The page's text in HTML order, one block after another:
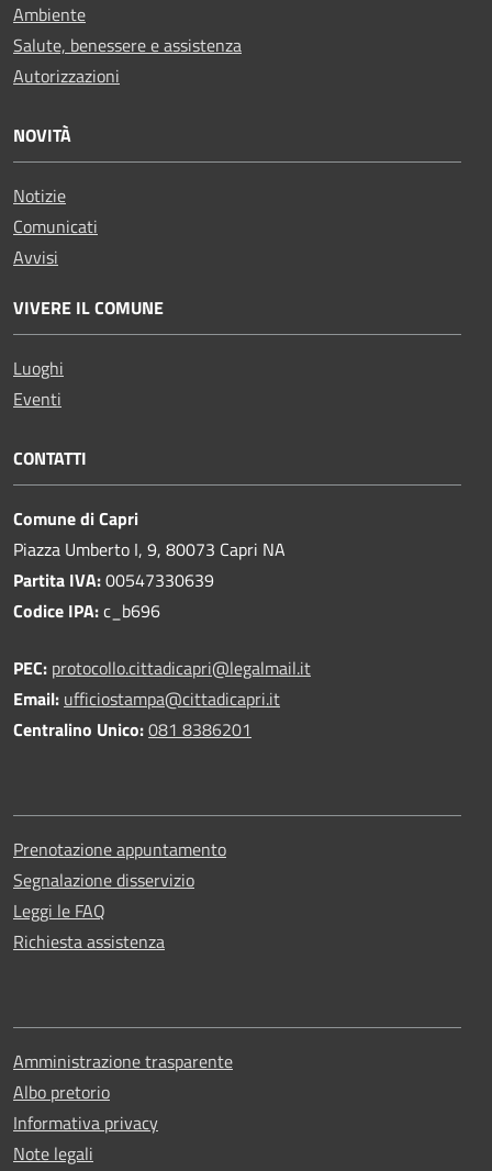
Ambiente
Salute, benessere e assistenza
Autorizzazioni
NOVITÀ
Notizie
Comunicati
Avvisi
VIVERE IL COMUNE
Luoghi
Eventi
CONTATTI
Comune di Capri
Piazza Umberto I, 9, 80073 Capri NA
Partita IVA:00547330639
Codice IPA:c_b696
PEC: protocollo.cittadicapri@legalmail.it
Email: ufficiostampa@cittadicapri.it
Centralino Unico:081 8386201
Prenotazione appuntamento
Segnalazione disservizio
Leggi le FAQ
Richiesta assistenza
Amministrazione trasparente
Albo pretorio
Informativa privacy
Note legali